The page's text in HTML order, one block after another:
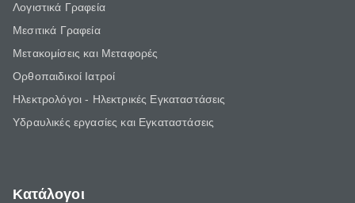
Λογιστικά Γραφεία
Μεσιτικά Γραφεία
Μετακομίσεις και Μεταφορές
Ορθοπαιδικοί Ιατροί
Ηλεκτρολόγοι - Ηλεκτρικές Εγκαταστάσεις
Υδραυλικές εργασίες και Εγκαταστάσεις
Κατάλογοι